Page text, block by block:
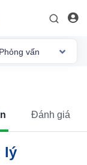
Phỏng vấn
Mức lương
Đánh giá
Đánh giá
lý